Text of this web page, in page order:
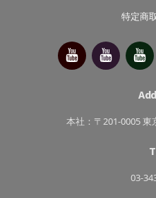
特定商
今
別
府
べ
っ
ぷ
本社：〒201-0005
03-